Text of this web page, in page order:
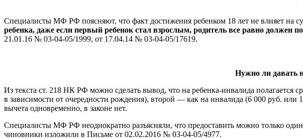
Специалисты МФ РФ поясняют, что факт достижения ребенком 18 лет не влияет на
ребенка, даже если первый ребенок стал взрослым, родитель все равно должен
21.01.16 № 03-04-05/1999, от 17.04.14 № 03-04-05/17619.
Нужно ли давать
Из текста ст. 218 НК РФ можно сделать вывод, что на ребенка-инвалида полагается
в зависимости от очередности рождения), второй — как на инвалида (6 000 руб. или
вычета одновременно, в законе нет.
Специалисты МФ РФ неоднократно разъясняли, что предоставить можно только
чиновники изложили в Письме от 02.02.2016 № 03-04-05/4977.